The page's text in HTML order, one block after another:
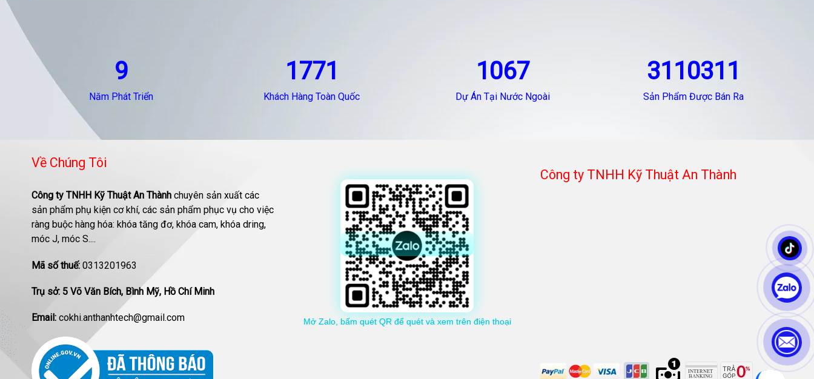
9
Năm Phát Triển
1771
Khách Hàng Toàn Quốc
1067
Dự Án Tại Nước Ngoài
3110311
Sản Phẩm Được Bán Ra
Về Chúng Tôi
Công ty TNHH Kỹ Thuật An Thành chuyên sản xuất các
sản phẩm phụ kiện cơ khí, các sản phẩm phục vụ cho việc
ràng buộc hàng hóa: khóa tăng đơ, khóa cam, khóa dring,
móc J, móc S....
Mã số thuế: 0313201963
Trụ sở: 5 Võ Văn Bích, Bình Mỹ, Hồ Chí Minh
Email: cokhi.anthanhtech@gmail.com Mở Zalo, bấm quét QR để quét và xem trên điện thoại
Công ty TNHH Kỹ Thuật An Thành